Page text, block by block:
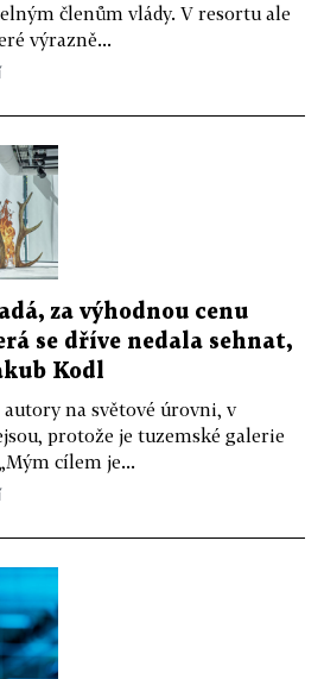
členům vlády. V resortu ale
výrazně...
za výhodnou cenu
se dříve nedala sehnat,
Kodl
autory na světové úrovni, v
protože je tuzemské galerie
cílem je...